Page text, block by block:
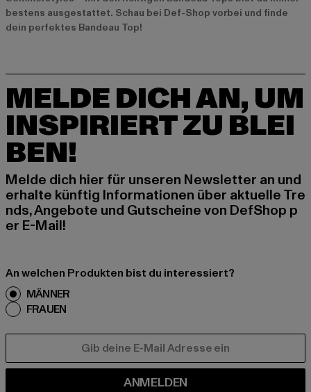
bestens ausgestattet. Schau bei Def-Shop vorbei und finde
dein perfektes Bandeau Top!
MELDE DICH AN, UM
INSPIRIERT ZU BLEI
BEN!
Melde dich hier für unseren Newsletter an und
erhalte künftig Informationen über aktuelle Tre
nds, Angebote und Gutscheine von DefShop p
er E-Mail!
An welchen Produkten bist du interessiert?
MÄNNER
FRAUEN
ANMELDEN